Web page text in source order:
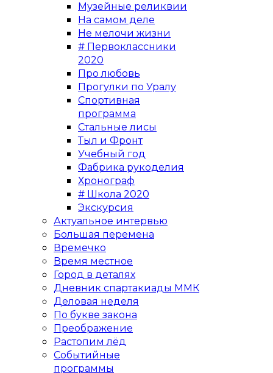
Музейные реликвии
На самом деле
Не мелочи жизни
# Первоклассники
2020
Про любовь
Прогулки по Уралу
Спортивная
программа
Стальные лисы
Тыл и Фронт
Учебный год
Фабрика рукоделия
Хронограф
# Школа 2020
Экскурсия
Актуальное интервью
Большая перемена
Времечко
Время местное
Город в деталях
Дневник спартакиады ММК
Деловая неделя
По букве закона
Преображение
Растопим лёд
Событийные
программы